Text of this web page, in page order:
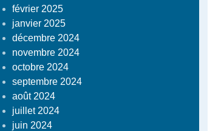
février 2025
janvier 2025
décembre 2024
novembre 2024
octobre 2024
septembre 2024
août 2024
juillet 2024
juin 2024